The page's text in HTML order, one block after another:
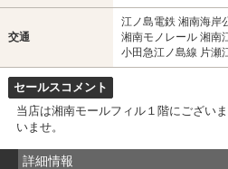
交通
江ノ島電鉄 湘南海岸
湘南モノレール 湘南
小田急江ノ島線 片瀬
セールスコメント
当店は湘南モールフィル１階にござい
いませ。
詳細情報